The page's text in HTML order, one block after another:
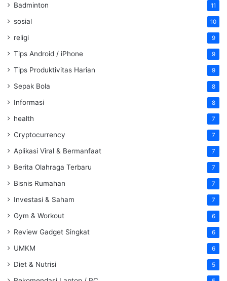
Badminton 11
sosial 10
religi 9
Tips Android / iPhone 9
Tips Produktivitas Harian 9
Sepak Bola 8
Informasi 8
health 7
Cryptocurrency 7
Aplikasi Viral & Bermanfaat 7
Berita Olahraga Terbaru 7
Bisnis Rumahan 7
Investasi & Saham 7
Gym & Workout 6
Review Gadget Singkat 6
UMKM 6
Diet & Nutrisi 5